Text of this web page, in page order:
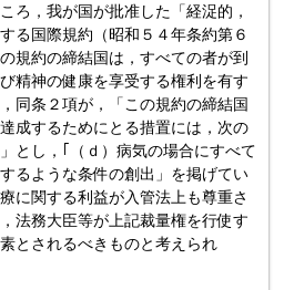
ろ，我が国が批准した「経浞的，
る国際規約（昭和５４年条約第６
規約の締結国は，すべての者が到
精神の健康を享受する権利を有す
同条２項が，「この規約の締結国
成するためにとる措置には，次の
とし，｢（ｄ）病気の場合にすべて
るような条件の創出」を掲げてい
に関する利益が入管法上も尊重さ
法務大臣等が上記裁量権を行使す
とされるべきものと考えられ